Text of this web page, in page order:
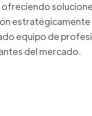
equipo de
del mercado.